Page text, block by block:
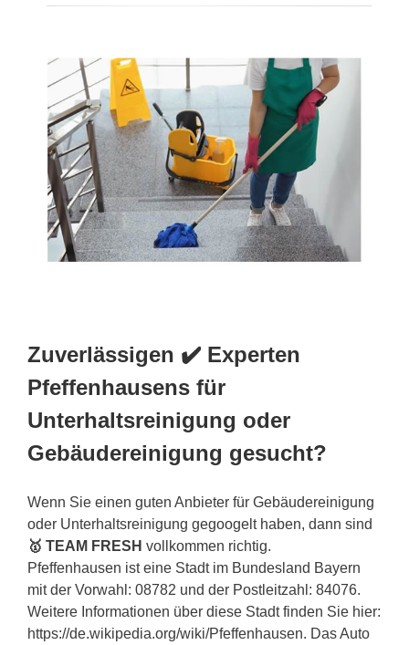
Zuverlässigen ✔️ Experten
Pfeffenhausens für
Unterhaltsreinigung oder
Gebäudereinigung gesucht?
Wenn Sie einen guten Anbieter für Gebäudereinigung
oder Unterhaltsreinigung gegoogelt haben, dann sind
🥇 TEAM FRESH vollkommen richtig.
Pfeffenhausen ist eine Stadt im Bundesland Bayern
mit der Vorwahl: 08782 und der Postleitzahl: 84076.
Weitere Informationen über diese Stadt finden Sie hier:
https://de.wikipedia.org/wiki/Pfeffenhausen. Das Auto